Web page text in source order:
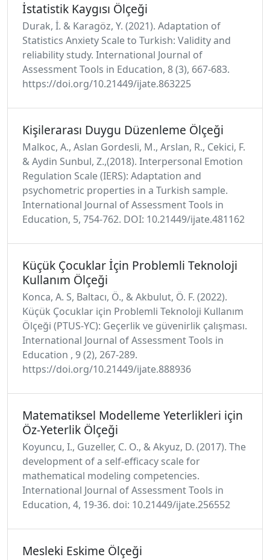
İstatistik Kaygısı Ölçeği
Durak, İ. & Karagöz, Y. (2021). Adaptation of
Statistics Anxiety Scale to Turkish: Validity and
reliability study. International Journal of
Assessment Tools in Education, 8 (3), 667-683.
https://doi.org/10.21449/ijate.863225
Kişilerarası Duygu Düzenleme Ölçeği
Malkoc, A., Aslan Gordesli, M., Arslan, R., Cekici, F.
& Aydin Sunbul, Z.,(2018). Interpersonal Emotion
Regulation Scale (IERS): Adaptation and
psychometric properties in a Turkish sample.
International Journal of Assessment Tools in
Education, 5, 754-762. DOI: 10.21449/ijate.481162
Küçük Çocuklar İçin Problemli Teknoloji
Kullanım Ölçeği
Konca, A. S, Baltacı, Ö., & Akbulut, Ö. F. (2022).
Küçük Çocuklar için Problemli Teknoloji Kullanım
Ölçeği (PTUS-YC): Geçerlik ve güvenirlik çalışması.
International Journal of Assessment Tools in
Education , 9 (2), 267-289.
https://doi.org/10.21449/ijate.888936
Matematiksel Modelleme Yeterlikleri için
Öz-Yeterlik Ölçeği
Koyuncu, I., Guzeller, C. O., & Akyuz, D. (2017). The
development of a self-efficacy scale for
mathematical modeling competencies.
International Journal of Assessment Tools in
Education, 4, 19-36. doi: 10.21449/ijate.256552
Mesleki Eskime Ölçeği